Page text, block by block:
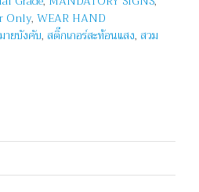
Only, WEAR HAND
ายบังคับ, สติ๊กเกอร์สะท้อนแสง, สวม